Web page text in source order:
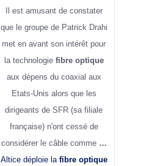
Il est amusant de constater
que le groupe de Patrick Drahi
met en avant son intérêt pour
la technologie fibre optique
aux dépens du coaxial aux
Etats-Unis alors que les
dirigeants de SFR (sa filiale
française) n'ont cessé de
considérer le câble comme …
Altice déploie la fibre optique